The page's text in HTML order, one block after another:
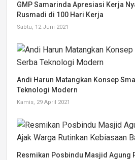
GMP Samarinda Apresiasi Kerja
Rusmadi di 100 Hari Kerja
Sabtu, 12 Juni 2021
Andi Harun Matangkan Konsep
Teknologi Modern
Kamis, 29 April 2021
Resmikan Posbindu Masjid Agung